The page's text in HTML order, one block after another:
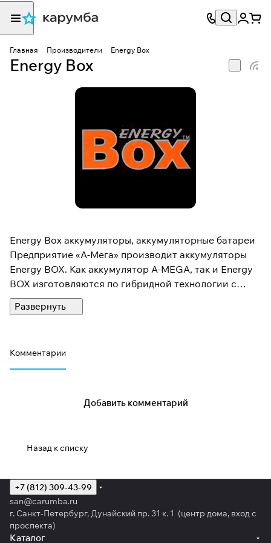
Главная Производители Energy Box
Energy Box
Energy Box аккумуляторы, аккумуляторные батареи
Предприятие «А-Мега» производит аккумуляторы
Energy BOX. Как аккумулятор A-MEGA, так и Energy
BOX изготовляются по гибридной технологии с
добавлением кальциевого сплава.
гарантии, другими словами у них меньший ресурс
эксплуатации. Другими словами, аккумуляторы
купить аккумулятор хорошего качества, но по более
Комментарии
Добавить комментарий
Назад к списку
+7 (812) 309-43-99
san@carumba.ru
г. Санкт-Петербург, Дунайский пр. 31 к. 1 (центр дома, вход с
проспекта)
Каталог